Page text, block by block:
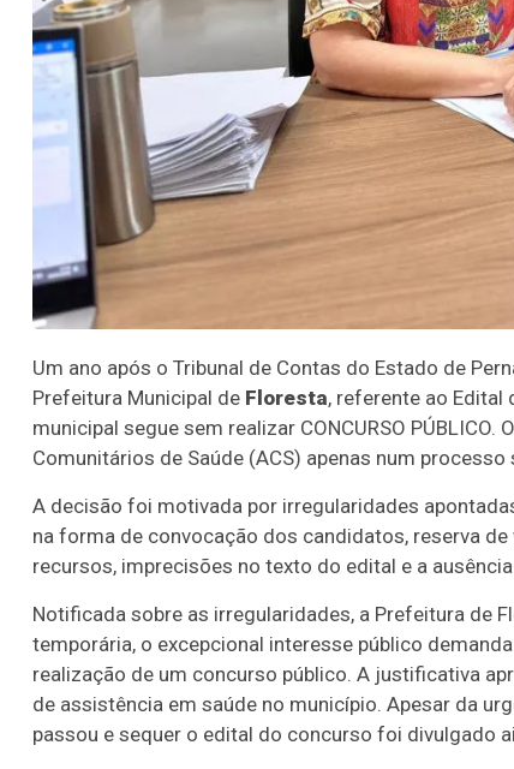
Um ano após o Tribunal de Contas do Estado de
Prefeitura Municipal de Floresta, referente ao
municipal segue sem realizar CONCURSO
Comunitários de Saúde (ACS) apenas num
A decisão foi motivada por irregularidades
na forma de convocação dos candidatos, reserva
recursos, imprecisões no texto do edital e a
Notificada sobre as irregularidades, a Prefeitura de
temporária, o excepcional interesse público
realização de um concurso público. A justificativa
de assistência em saúde no município. Apesar da
passou e sequer o edital do concurso foi divulgado